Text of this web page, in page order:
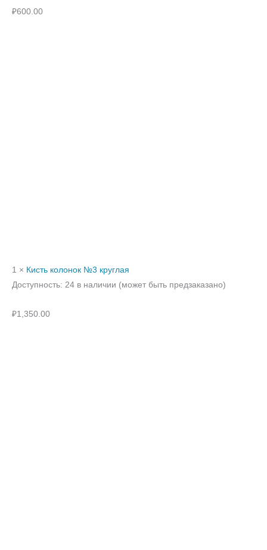
₽600.00
1 × Кисть колонок №3 круглая
Доступность: 24 в наличии (может быть предзаказано)
₽1,350.00